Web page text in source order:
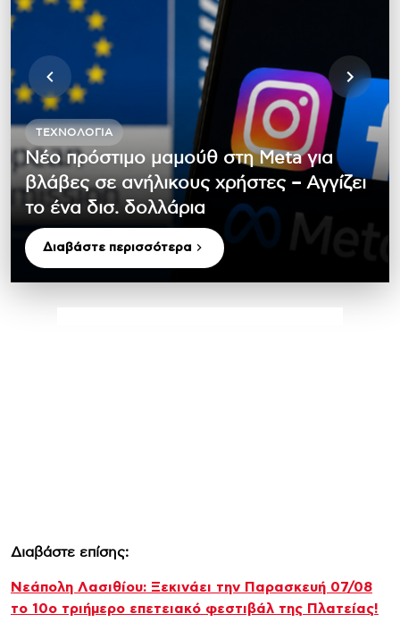
ΤΕΧΝΟΛΟΓΊΑ
Nέο πρόστιμο μαμούθ στη Meta για
βλάβες σε ανήλικους χρήστες – Αγγίζει
το ένα δισ. δολλάρια
Διαβάστε περισσότερα
Διαβάστε επίσης:
Νεάπολη Λασιθίου: Ξεκινάει την Παρασκευή 07/08
το 10ο τριήμερο επετειακό φεστιβάλ της Πλατείας!